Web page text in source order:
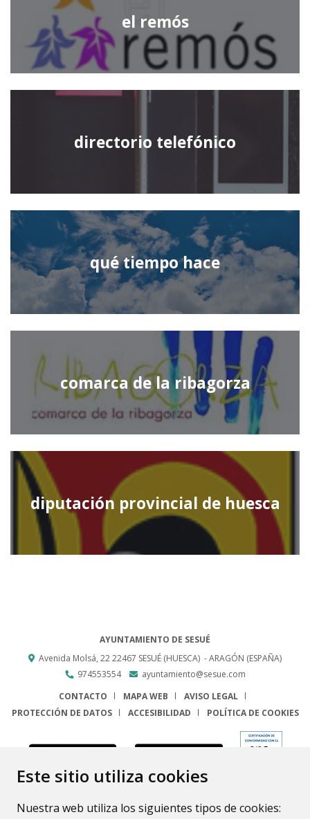
Este sitio utiliza cookies
Nuestra web utiliza los siguientes tipos de cookies:
el remós
directorio telefónico
qué tiempo hace
comarca de la ribagorza
diputación provincial de huesca
AYUNTAMIENTO DE SESUÉ
Avenida Molsá, 2222467 SESUÉ (HUESCA) - ARAGÓN (ESPAÑA)
974553554
ayuntamiento@sesue.com
CONTACTO
MAPA WEB
AVISO LEGAL
PROTECCIÓN DE DATOS
ACCESIBILIDAD POLÍTICA DE COOKIES